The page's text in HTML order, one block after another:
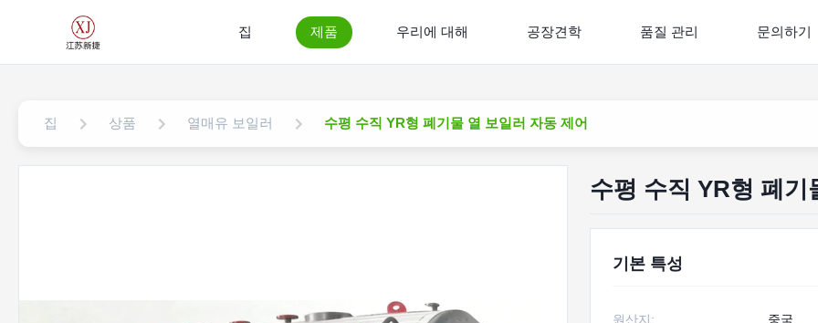
집 제품 우리에 대해 공장견학 품질 관리 문의하기
집 상품 열매유 보일러 수평 수직 YR형 폐기물 열 보일러 자동 제어
수평 수직 YR형 폐기
기본 특성
원산지: 중국